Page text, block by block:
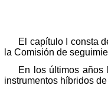
El capítulo I consta
la Comisión de
En los últimos años
instrumentos híbridos